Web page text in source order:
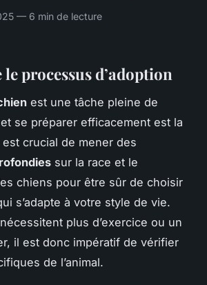
— 6 min de lecture
processus d’adoption
est une tâche pleine de
se préparer efficacement est la
crucial de mener des
sur la race et le
chiens pour être sûr de choisir
s’adapte à votre style de vie.
plus d’exercice ou un
il est donc impératif de vérifier
de l’animal.